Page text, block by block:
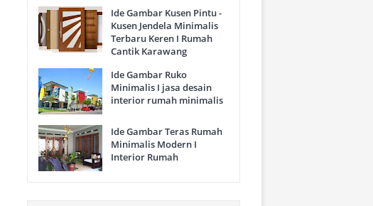
Ide Gambar Kusen Pintu -
Kusen Jendela Minimalis
Terbaru Keren I Rumah
Cantik Karawang
Ide Gambar Ruko
Minimalis I jasa desain
interior rumah minimalis
Ide Gambar Teras Rumah
Minimalis Modern I
Interior Rumah